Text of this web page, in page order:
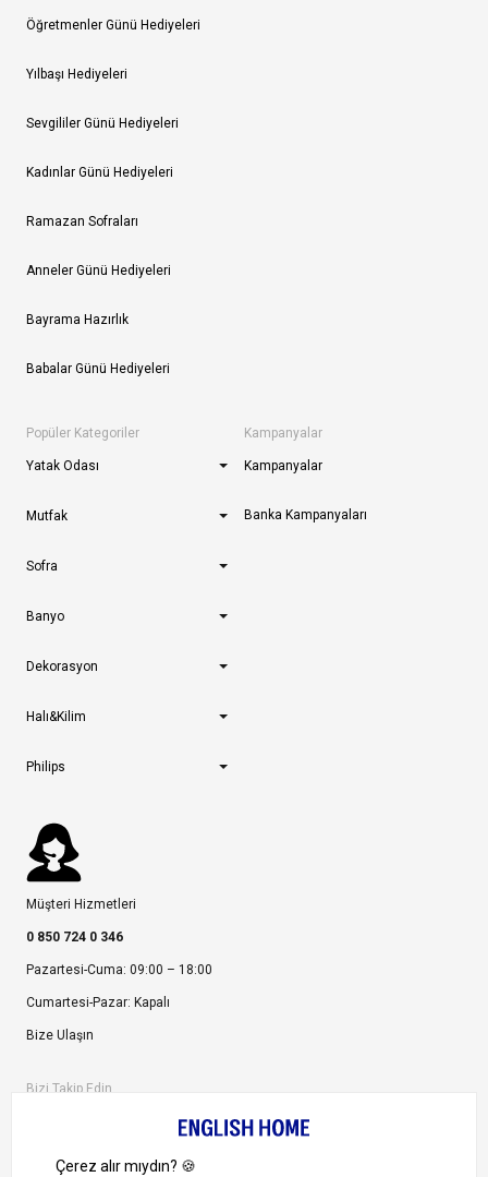
Öğretmenler Günü Hediyeleri
Yılbaşı Hediyeleri
Sevgililer Günü Hediyeleri
Kadınlar Günü Hediyeleri
Ramazan Sofraları
Anneler Günü Hediyeleri
Bayrama Hazırlık
Babalar Günü Hediyeleri
Popüler Kategoriler
Yatak Odası
Mutfak
Sofra
Banyo
Dekorasyon
Halı&Kilim
Philips
Kampanyalar
Kampanyalar
Banka Kampanyaları
Müşteri Hizmetleri
0 850 724 0 346
Pazartesi-Cuma: 09:00 – 18:00
Cumartesi-Pazar: Kapalı
Bize Ulaşın
Bizi Takip Edin